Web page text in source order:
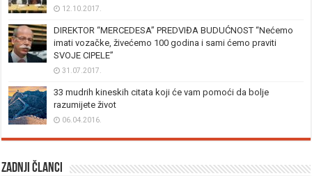
12.10.2017.
DIREKTOR “MERCEDESA” PREDVIĐA BUDUĆNOST “Nećemo
imati vozačke, živećemo 100 godina i sami ćemo praviti
SVOJE CIPELE”
31.07.2017.
33 mudrih kineskih citata koji će vam pomoći da bolje
razumijete život
06.04.2016.
Zadnji članci